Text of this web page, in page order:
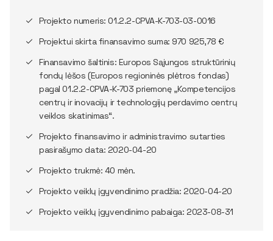
Projekto numeris: 01.2.2-CPVA-K-703-03-0016
Projektui skirta finansavimo suma: 970 925,78 €
Finansavimo šaltinis: Europos Sąjungos struktūrinių
fondų lėšos (Europos regioninės plėtros fondas)
pagal 01.2.2-CPVA-K-703 priemonę „Kompetencijos
centrų ir inovacijų ir technologijų perdavimo centrų
veiklos skatinimas“.
Projekto finansavimo ir administravimo sutarties
pasirašymo data: 2020-04-20
Projekto trukmė: 40 mėn.
Projekto veiklų įgyvendinimo pradžia: 2020-04-20
Projekto veiklų įgyvendinimo pabaiga: 2023-08-31